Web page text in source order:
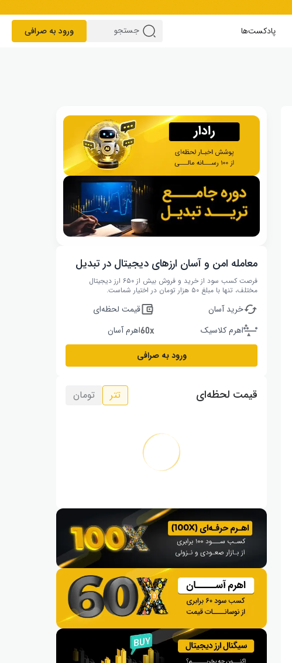
پادکست‌ها ورود به صرافی
معامله امن و آسان ارزهای دیجیتال در تبدیل
فرصت کسب سود از خرید و فروش بیش از ۶۵۰ ارز دیجیتال
مختلف، تنها با مبلغ ۵۰ هزار تومان در اختیار شماست.
خرید آسان
قیمت لحظه‌ای
اهرم کلاسیک
اهرم آسان
ورود به صرافی
قیمت لحظه‌ای تتر تومان